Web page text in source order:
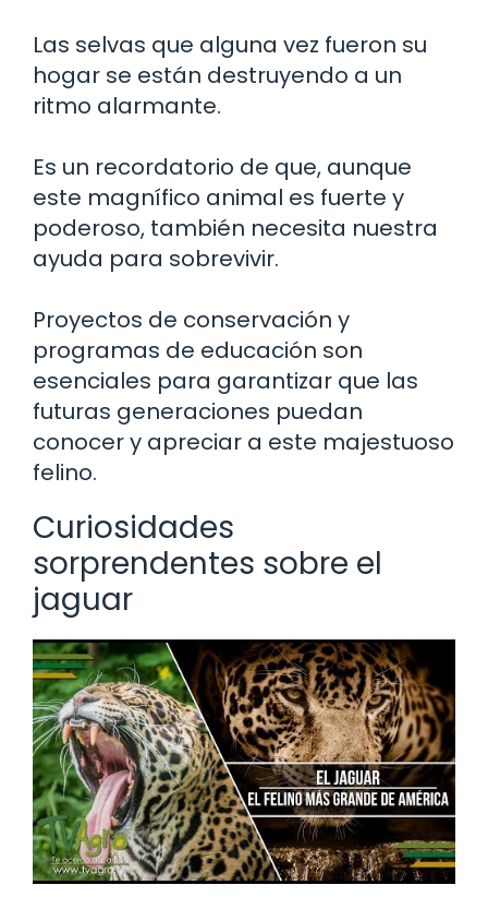
Las selvas que alguna vez fueron su
hogar se están destruyendo a un
ritmo alarmante.
Es un recordatorio de que, aunque
este magnífico animal es fuerte y
poderoso, también necesita nuestra
ayuda para sobrevivir.
Proyectos de conservación y
programas de educación son
esenciales para garantizar que las
futuras generaciones puedan
conocer y apreciar a este majestuoso
felino.
Curiosidades
sorprendentes sobre el
jaguar